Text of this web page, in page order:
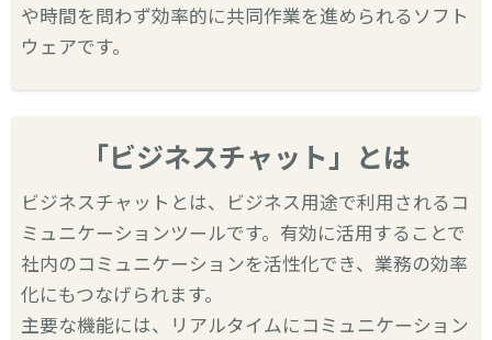
や時間を問わず効率的に共同作業を進められるソフト
ウェアです。
「ビジネスチャット」とは
ビジネスチャットとは、ビジネス用途で利用されるコ
ミュニケーションツールです。有効に活用することで
社内のコミュニケーションを活性化でき、業務の効率
化にもつなげられます。
主要な機能には、リアルタイムにコミュニケーション